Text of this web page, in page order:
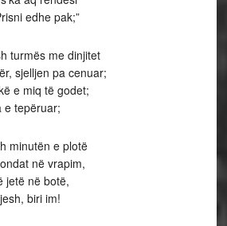
edhe pak;”
turmës me dinjitet
sjelljen pa cenuar;
e miq të godet;
e tepëruar;
minutën e plotë
në vrapim,
jetë në botë,
biri im!